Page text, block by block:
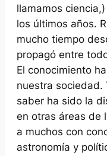
llamamos ciencia,)
los últimos años.
mucho tiempo
propagó entre
El conocimiento
nuestra sociedad.
saber ha sido la
en otras áreas de
a muchos con
astronomía y